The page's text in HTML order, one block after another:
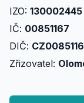
IZO: 130002445
IČ: 00851167
DIČ:
Zřizovatel: